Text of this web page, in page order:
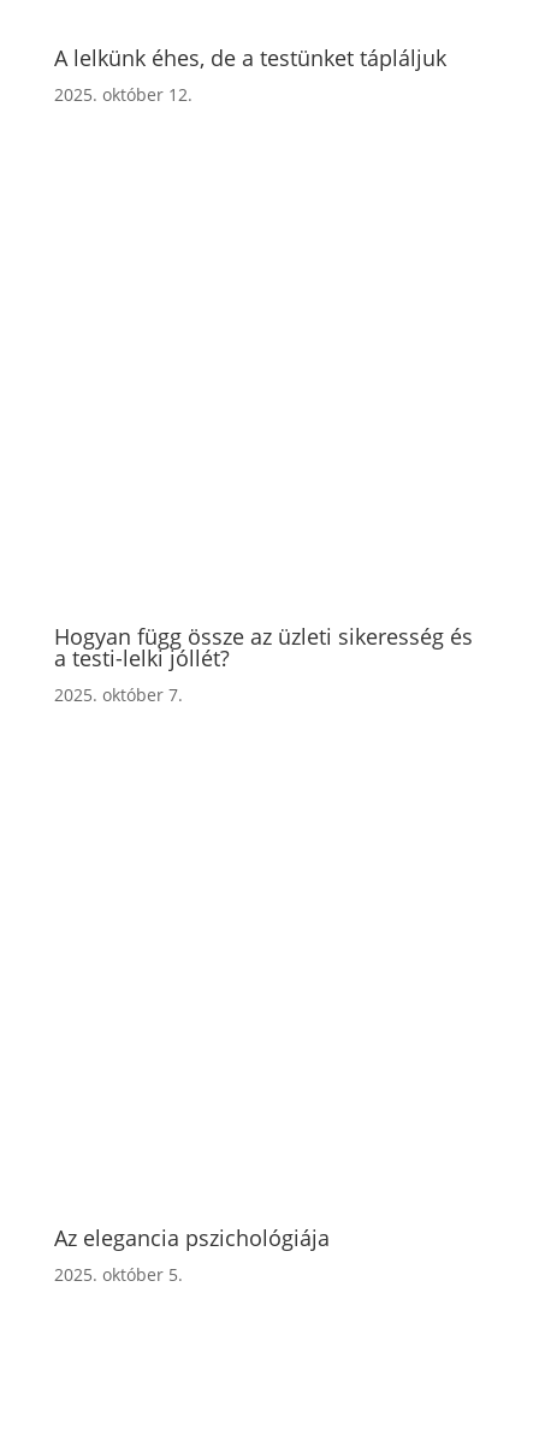
A lelkünk éhes, de a testünket tápláljuk
2025. október 12.
Hogyan függ össze az üzleti sikeresség és
a testi-lelki jóllét?
2025. október 7.
Az elegancia pszichológiája
2025. október 5.